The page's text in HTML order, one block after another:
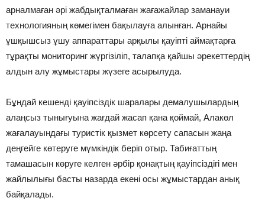
арналмаған әрі жабдықталмаған жағажайлар заманауи
технологияның көмегімен бақылауға алынған. Арнайы
ұшқышсыз ұшу аппараттары арқылы қауіпті аймақтарға
тұрақты мониторинг жүргізіліп, талапқа қайшы әрекеттердің
алдын алу жұмыстары жүзеге асырылуда.
Бұндай кешенді қауіпсіздік шаралары демалушылардың
алаңсыз тынығуына жағдай жасап қана қоймай, Алакөл
жағалауындағы туристік қызмет көрсету сапасын жаңа
деңгейге көтеруге мүмкіндік беріп отыр. Табиғаттың
тамашасын көруге келген әрбір қонақтың қауіпсіздігі мен
жайлылығы басты назарда екені осы жұмыстардан анық
байқалады.